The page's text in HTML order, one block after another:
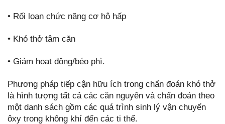
• Rối loạn chức năng cơ hô hấp
• Khó thở tâm căn
• Giảm hoạt động/béo phì.
Phương pháp tiếp cận hữu ích trong chẩn đoán khó thở
là hình tượng tất cả các căn nguyên và chẩn đoán theo
một danh sách gồm các quá trình sinh lý vận chuyển
ôxy trong không khí đến các ti thể.